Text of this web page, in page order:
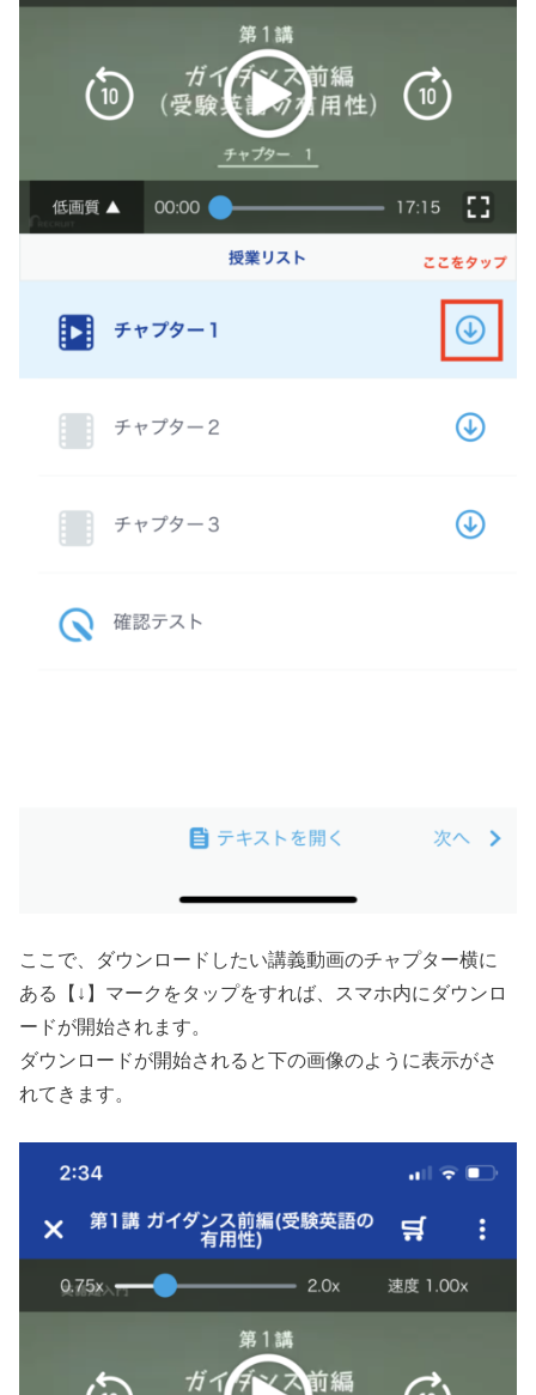
ここで、ダウンロードしたい講義動画のチャプター横に
ある【↓】マークをタップをすれば、スマホ内にダウンロ
ードが開始されます。
ダウンロードが開始されると下の画像のように表示がさ
れてきます。